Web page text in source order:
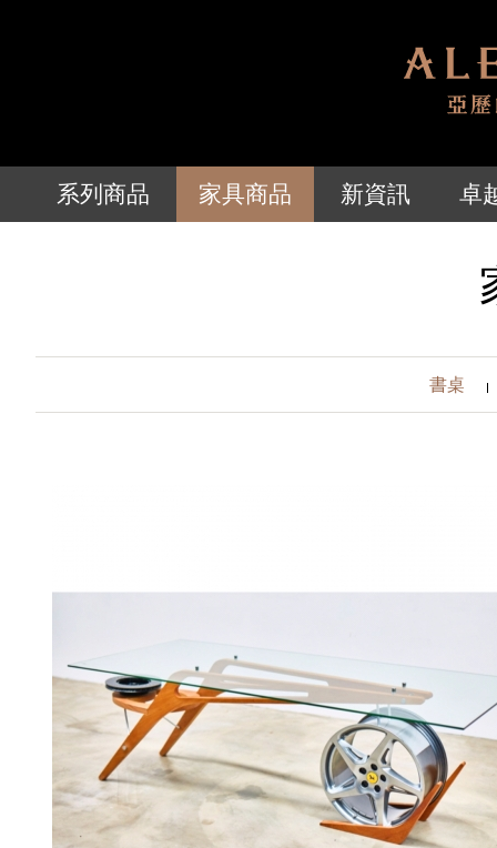
系列商品 家具商品 新資訊 卓
書桌